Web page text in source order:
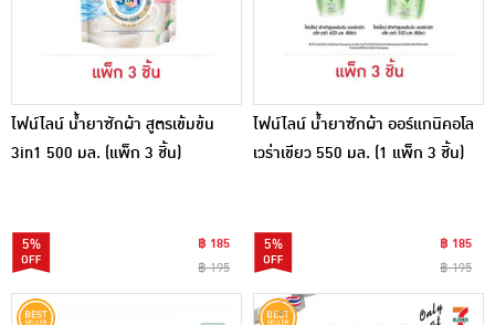
ไฟน์ไลน์ น้ำยาซักผ้า สูตรเข้มข้น
3in1 500 มล. (แพ็ก 3 ชิ้น)
5%
฿ 185
฿ 195
ไฟน์ไลน์ น้ำยาซักผ้า ออร์แกนิคอโล
เวร่าเขียว 550 มล. (1 แพ็ก 3 ชิ้น)
5%
฿ 185
฿ 195